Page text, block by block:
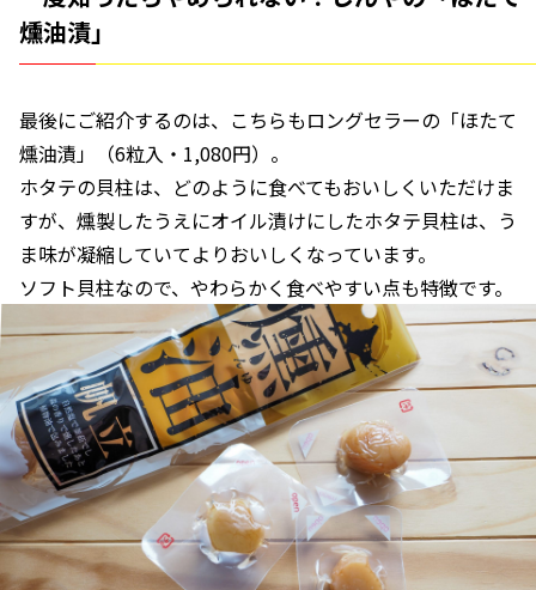
燻油漬」
最後にご紹介するのは、こちらもロングセラーの「ほたて
燻油漬」（6粒入・1,080円）。
ホタテの貝柱は、どのように食べてもおいしくいただけま
すが、燻製したうえにオイル漬けにしたホタテ貝柱は、う
ま味が凝縮していてよりおいしくなっています。
ソフト貝柱なので、やわらかく食べやすい点も特徴です。